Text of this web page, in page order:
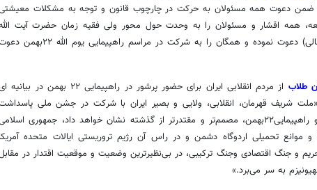
ضمن دعوت همه مسئولان به حرکت در چارچوب قانون و توجه به مشکلات
همه اقشار و مسئولان را به وحدت حول محور ولی فقیه زمان حضرت آیت
العظمی امام خامنه‌ای(مدظله‌العالی) دعوت نموده و همگان را به شرکت در مراسم راهپیمایی یوم الله
طلاب
از مردم انقلابی ایران برای حضور پرشور در راهپیمایی ۲۲ بهمن در
شریف قهرمان، انقلابی، ولایی و بصیر ایران با شرکت در جشن ملی
سالروز پیروزی انقلاب اسلامی و راهپیمایی۲۲بهمن، مصمم‌تر و مقتدرتر از گذشته نشان خواهد داد، جمهوری
موانع تحمیلی اردوگاه دشمن و در راس آن رژیم تروریستی ایالات متحده آمریکا
و جنگ اقتصادی وجنگ ترکیبی، در بی‌نظیرترین وضعیت و موقعیت اقتدار در
به سر می‌برد.»